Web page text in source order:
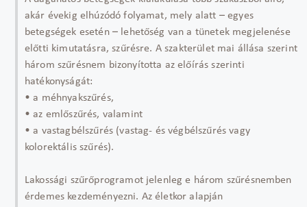
akár évekig elhúzódó folyamat, mely alatt – egyes
betegségek esetén – lehetőség van a tünetek megjelenése
előtti kimutatásra, szűrésre. A szakterület mai állása szerint
három szűrésnem bizonyította az előírás szerinti
hatékonyságát:
• a méhnyakszűrés,
• az emlőszűrés, valamint
• a vastagbélszűrés (vastag- és végbélszűrés vagy
kolorektális szűrés).
Lakossági szűrőprogramot jelenleg e három szűrésnemben
érdemes kezdeményezni. Az életkor alapján